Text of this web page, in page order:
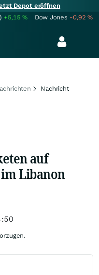
Depot eröffnen
+5,15% Dow Jones -0,92%
Nachricht
auf
Libanon